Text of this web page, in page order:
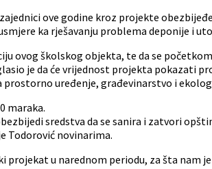
ove godine kroz projekte
ka rješavanju problema deponije i
ovog školskog objekta, te da se
je da će vrijednost projekta pokazati
uređenje, građevinarstvo i
maraka.
sredstva da se sanira i zatvori
Todorović novinarima.
u narednom periodu, za šta